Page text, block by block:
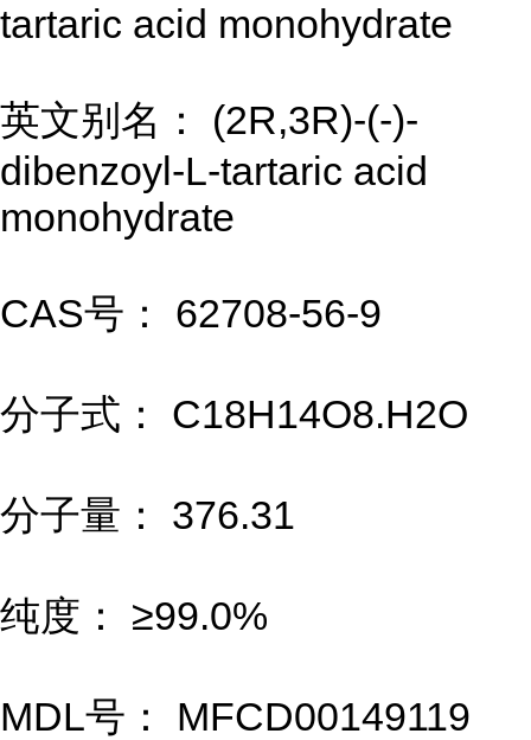
tartaric acid monohydrate
英文别名： (2R,3R)-(-)-
dibenzoyl-L-tartaric acid
monohydrate
CAS号： 62708-56-9
分子式： C18H14O8.H2O
分子量： 376.31
纯度： ≥99.0%
MDL号： MFCD00149119